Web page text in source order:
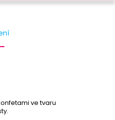
ve tvaru